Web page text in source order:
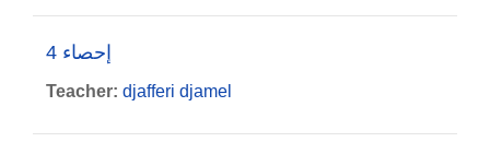
إحصاء 4
Teacher: djafferi djamel